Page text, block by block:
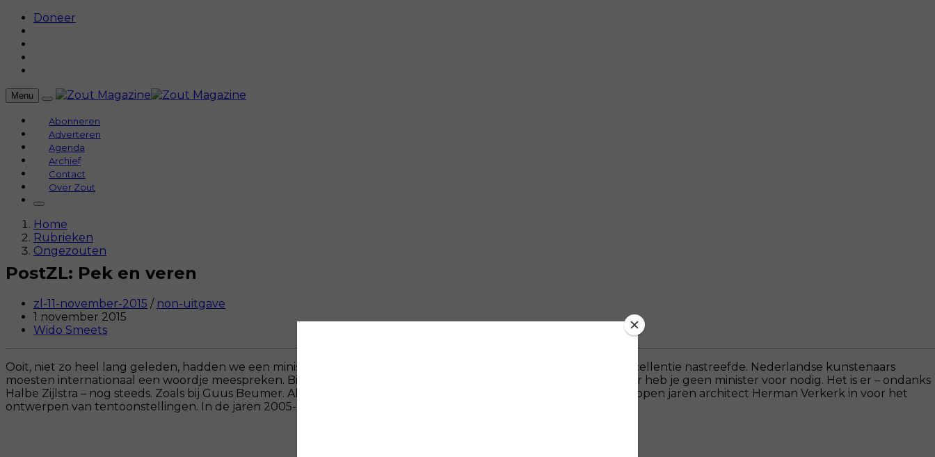
Doneer
Menu
Abonneren
Adverteren
Agenda
Archief
Contact
Over Zout
Home
Rubrieken
Ongezouten
PostZL: Pek en veren
zl-11-november-2015 / non-uitgave
1 november 2015
Wido Smeets
Ooit, niet zo heel lang geleden, hadden we een minister van cultuur die wilde dat de kunstensector artistieke excellentie nastreefde. Nederlandse kunstenaars
moesten internationaal een woordje meespreken. Binnen de kunsten bestond dat streven natuurlijk altijd al, daar heb je geen minister voor nodig. Het is er – ondanks
Halbe Zijlstra – nog steeds. Zoals bij Guus Beumer. Als directeur van diverse kunstinstellingen huurde hij de afgelopen jaren architect Herman Verkerk in voor het
ontwerpen van tentoonstellingen. In de jaren 2005-2012...